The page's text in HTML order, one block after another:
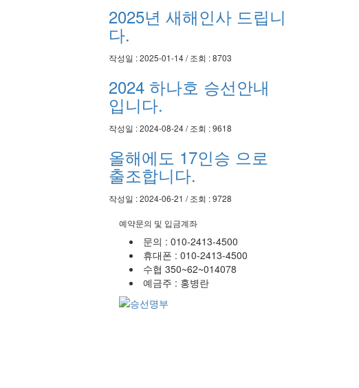
2025년 새해인사 드립니
다.
작성일 : 2025-01-14 / 조회 : 8703
2024 하나호 승선안내
입니다.
작성일 : 2024-08-24 / 조회 : 9618
올해에도 17인승 으로
출조합니다.
작성일 : 2024-06-21 / 조회 : 9728
예약문의 및 입금계좌
문의 : 010-2413-4500
휴대폰 : 010-2413-4500
수협 350~62~014078
예금주 : 홍병란